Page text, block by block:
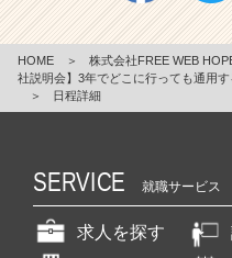
HOME ＞ 株式会社FREE WEB
社説明会】3年でどこに行っても通用
＞
日程詳細
SERVICE 就職サービス
求人を探す